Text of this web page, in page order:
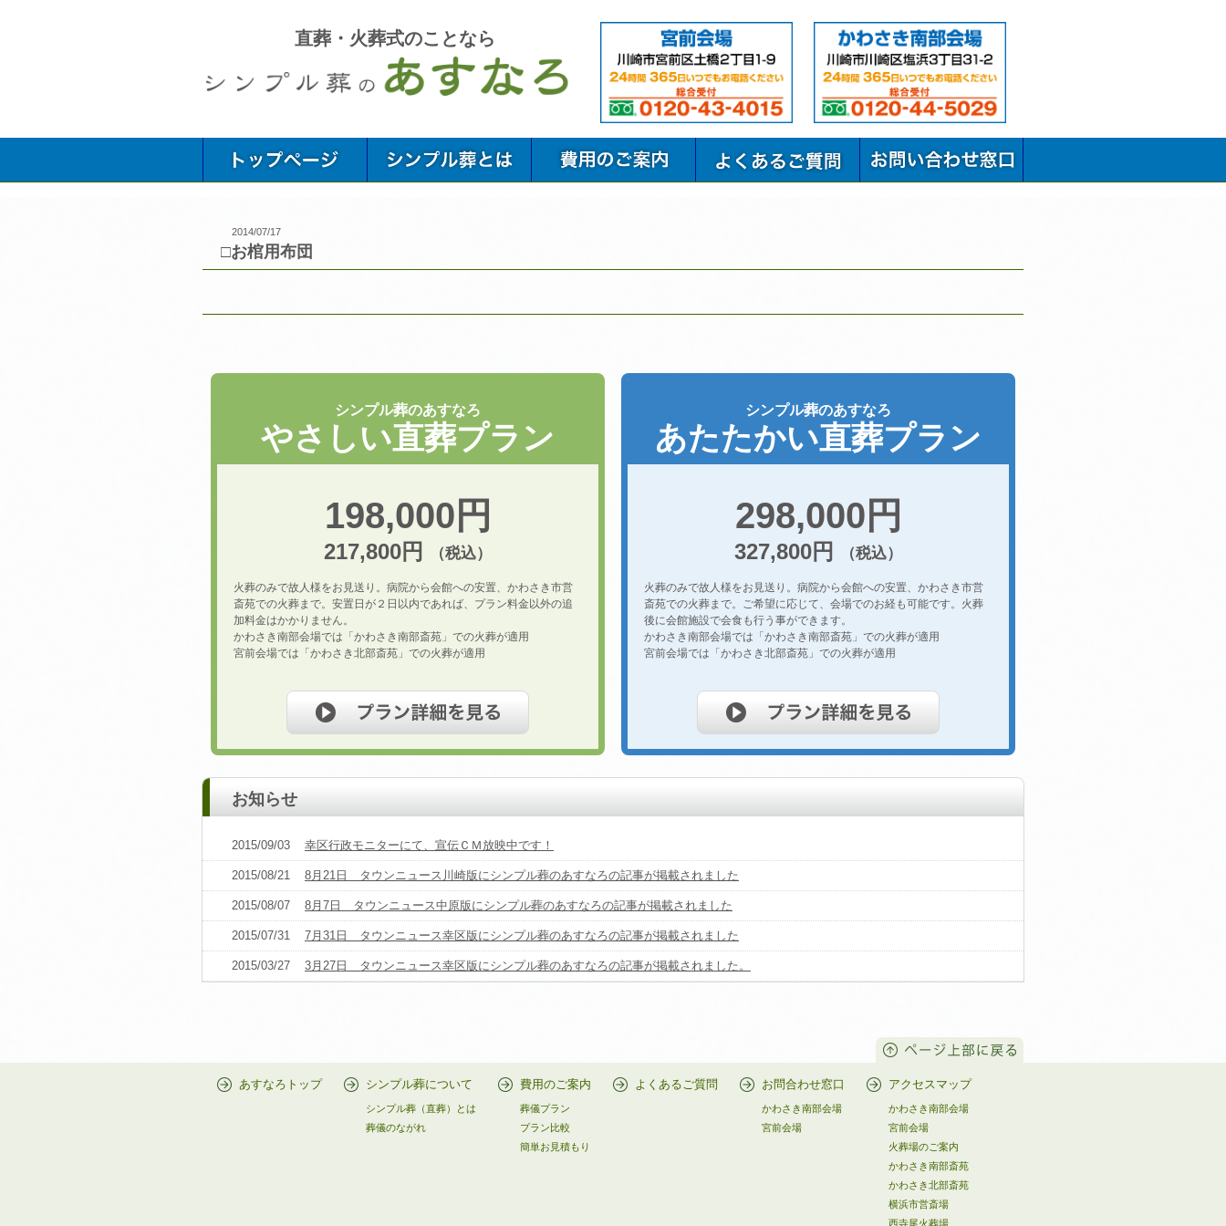
直葬・火葬式のことなら
2014/07/17
□お棺用布団
シンプル葬のあすなろ
やさしい直葬プラン
198,000円
217,800円 （税込）
火葬のみで故人様をお見送り。病院から会館への安置、かわさき市営
斎苑での火葬まで。安置日が２日以内であれば、プラン料金以外の追
加料金はかかりません。
かわさき南部会場では「かわさき南部斎苑」での火葬が適用
宮前会場では「かわさき北部斎苑」での火葬が適用
シンプル葬のあすなろ
あたたかい直葬プラン
298,000円
327,800円 （税込）
火葬のみで故人様をお見送り。病院から会館への安置、かわさき市営
斎苑での火葬まで。ご希望に応じて、会場でのお経も可能です。火葬
後に会館施設で会食も行う事ができます。
かわさき南部会場では「かわさき南部斎苑」での火葬が適用
宮前会場では「かわさき北部斎苑」での火葬が適用
お知らせ
2015/09/03 幸区行政モニターにて、宣伝ＣＭ放映中です！
2015/08/21 8月21日 タウンニュース川崎版にシンプル葬のあすなろの記事が掲載されました
2015/08/07 8月7日 タウンニュース中原版にシンプル葬のあすなろの記事が掲載されました
2015/07/31 7月31日 タウンニュース幸区版にシンプル葬のあすなろの記事が掲載されました
2015/03/27 3月27日 タウンニュース幸区版にシンプル葬のあすなろの記事が掲載されました。
あすなろトップ シンプル葬について
シンプル葬（直葬）とは
葬儀のながれ
費用のご案内
葬儀プラン
プラン比較
簡単お見積もり
よくあるご質問 お問合わせ窓口
かわさき南部会場
宮前会場
アクセスマップ
かわさき南部会場
宮前会場
火葬場のご案内
かわさき南部斎苑
かわさき北部斎苑
横浜市営斎場
西寺尾火葬場